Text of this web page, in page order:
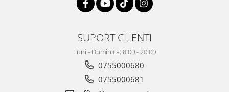
SUPORT CLIENTI
Luni - Duminica: 8.00 - 20.00
0755000680
0755000681